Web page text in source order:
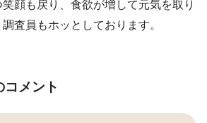
顔も戻り、食欲が増して元気を取り
査員もホッとしております。
コメント